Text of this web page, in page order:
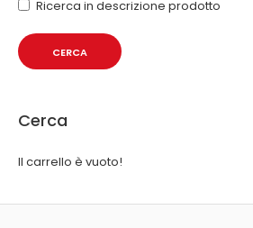
Ricerca in descrizione prodotto
Cerca
Il carrello è vuoto!